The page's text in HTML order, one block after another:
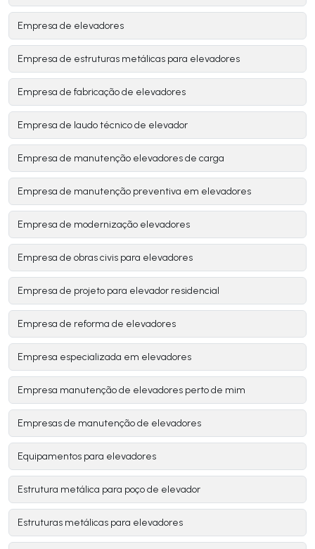
Empresa de elevadores
Empresa de estruturas metálicas para elevadores
Empresa de fabricação de elevadores
Empresa de laudo técnico de elevador
Empresa de manutenção elevadores de carga
Empresa de manutenção preventiva em elevadores
Empresa de modernização elevadores
Empresa de obras civis para elevadores
Empresa de projeto para elevador residencial
Empresa de reforma de elevadores
Empresa especializada em elevadores
Empresa manutenção de elevadores perto de mim
Empresas de manutenção de elevadores
Equipamentos para elevadores
Estrutura metálica para poço de elevador
Estruturas metálicas para elevadores